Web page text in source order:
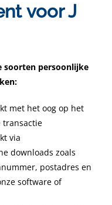
voor J
soorten persoonlijke
met het oog op het
transactie
via
downloads zoals
postadres en
software of